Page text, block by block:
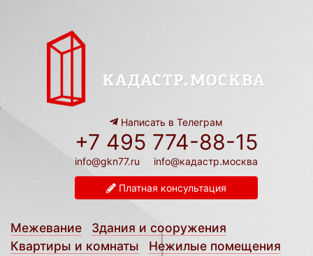
Написать в Телеграм
+7 495 774-88-15
info@gkn77.ru info@кадастр.москва
Платная консультация
Межевание
Здания и сооружения
Квартиры и комнаты
Нежилые помещения